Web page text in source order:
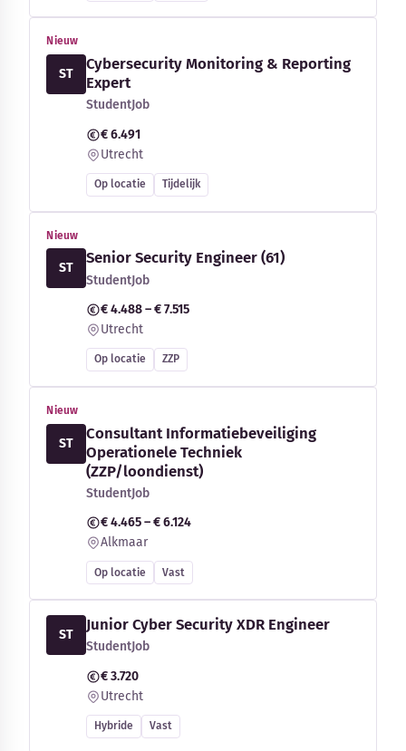
Nieuw
ST
Cybersecurity Monitoring & Reporting
Expert
StudentJob
€ 6.491
Utrecht
Op locatie Tijdelijk
Nieuw
ST
Senior Security Engineer (61)
StudentJob
€ 4.488 – € 7.515
Utrecht
Op locatie ZZP
Nieuw
ST
Consultant Informatiebeveiliging
Operationele Techniek
(ZZP/loondienst)
StudentJob
€ 4.465 – € 6.124
Alkmaar
Op locatie Vast
ST
Junior Cyber Security XDR Engineer
StudentJob
€ 3.720
Utrecht
Hybride Vast